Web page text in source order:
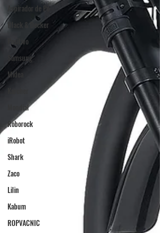
Aspirador de Pó
Black & Decker
Positivo
Samsung
Midea
Mondial
Roborock
iRobot
Shark
Zaco
Lilin
Kabum
ROPVACNIC